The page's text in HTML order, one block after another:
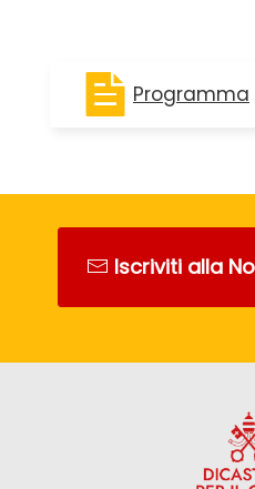
Programma
Iscriviti alla